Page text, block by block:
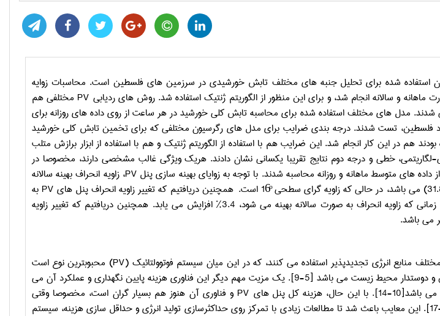
استفاده شده برای تحلیل جنبه های مختلف تابش خورشیدی در سرزمین های فلسطین است. محاسبات زوایه
ماهانه و سالانه انجام شد، و برای این منظور از الگوریتم ژنتیک استفاده شد. روش های ردیابی PV مختلفی هم
شدند. مدل های مختلف استفاده شده برای محاسبه تابش کلی خورشید در هر ساعت از روی داده های روزانه برای
فلسطین، تست شدند. درجه بندی ضرایب برای مدل های رگرسیون مختلفی که برای تخمین تابش کلی خورشید
هم در این کار انجام شد. این ضرایب هم با استفاده از الگوریتم ژنتیک و هم با استفاده از ابزار برازش متلب
خطی و درجه دوم نتایج تقریبا یکسانی نشان دادند. هریک ویژگی غالب مشخصی دارند، مخصوصا در
های متوسط ماهانه و روزانه محاسبه شدند. با توجه به زوایای بهینه سازی پنل PV، زاویه انحراف بهینه سالانه
همچنین دریافتیم که تغییر زاویه انحراف پنل های PV به
صورت فصلی بازده انرژی را در مقایسه با زمانی که زاویه انحراف به صورت سالانه بهینه می شود، 3.4% افزایش می یابد. همچنین دریافتیم که تغییر زاویه
می باشد.
منابع انرژی تجدیدپذیر استفاده می کنند، که در این میان سیستم فوتوولتائیک (PV) محبوبترین نوع است
[1-4]. این فناوری منبع انرژی پاک، ایمن و دوستدار محیط زیست می باشد [5-9]. یک مزیت مهم دیگر این فناوری هزینه پایین نگهداری و عملکرد آن می
کل پنل های
PV و فناوری آن هنوز هم بسیار گران است، مخصوصا وقتی
تولید توان های بالاتر مورد نیاز باشد [15-17]. این معایب باعث شد تا مطالعات زیادی با تمرکز روی حداکثرسازی تولید انرژی و حداقل سازی هزینه، سیستم